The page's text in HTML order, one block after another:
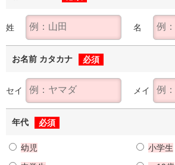
姓 名
お名前 カタカナ 必須
セイ メイ
年代 必須
幼児
小学生